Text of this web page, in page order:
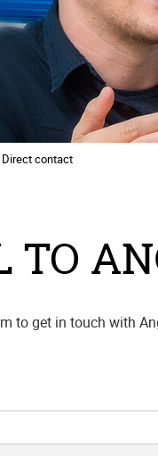
Direct contact
TO
to get in touch with